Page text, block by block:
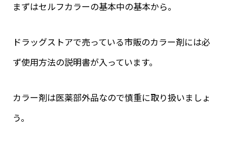
まずはセルフカラーの基本中の基本から。
ドラッグストアで売っている市販のカラー剤には必
ず使用方法の説明書が入っています。
カラー剤は医薬部外品なので慎重に取り扱いましょ
う。